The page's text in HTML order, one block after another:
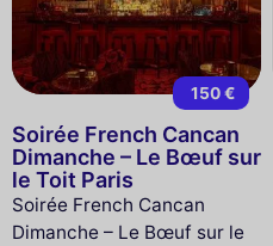
150 €
Soirée French Cancan
Dimanche – Le Bœuf sur
le Toit Paris
Soirée French Cancan
Dimanche – Le Bœuf sur le